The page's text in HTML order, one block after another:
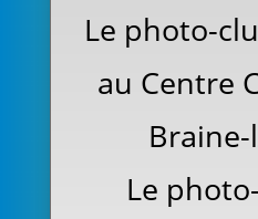
Le photo-
au Centre
Le